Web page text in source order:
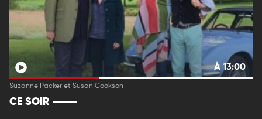
À 13:00
Suzanne Packer et Susan Cookson
CE SOIR